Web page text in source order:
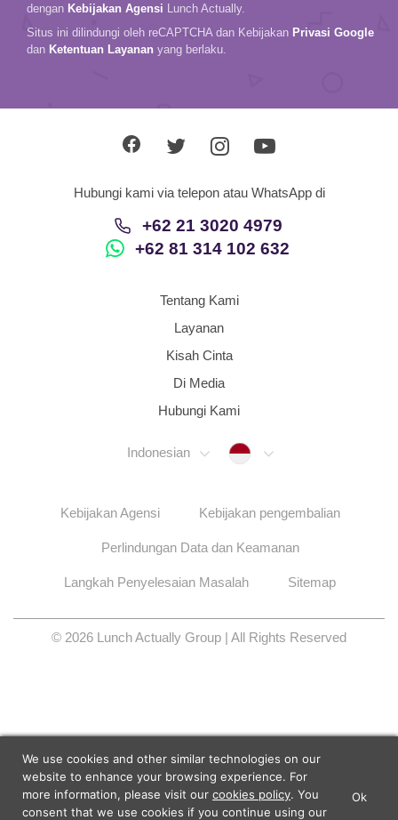
dengan Kebijakan Agensi Lunch Actually.
Situs ini dilindungi oleh reCAPTCHA dan Kebijakan Privasi Google
dan Ketentuan Layanan yang berlaku.
Hubungi kami via telepon atau WhatsApp di
+62 21 3020 4979
+62 81 314 102 632
Tentang Kami
Layanan
Kisah Cinta
Di Media
Hubungi Kami
Indonesian Indonesia
Kebijakan Agensi Kebijakan pengembalian
Perlindungan Data dan Keamanan
Langkah Penyelesaian Masalah Sitemap
© 2026 Lunch Actually Group | All Rights Reserved
Lunch Actually - Dating For
We use cookies and other similar technologies on our
website to enhance your browsing experience. For
more information, please visit our cookies policy. You
consent that we use cookies if you continue using our
Ok